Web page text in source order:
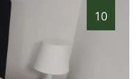
10